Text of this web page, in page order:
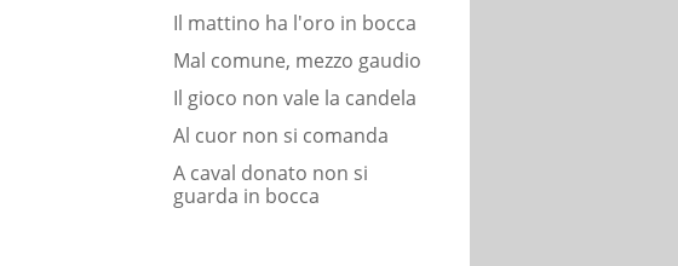
Il mattino ha l'oro in bocca
Mal comune, mezzo gaudio
Il gioco non vale la candela
Al cuor non si comanda
A caval donato non si
guarda in bocca